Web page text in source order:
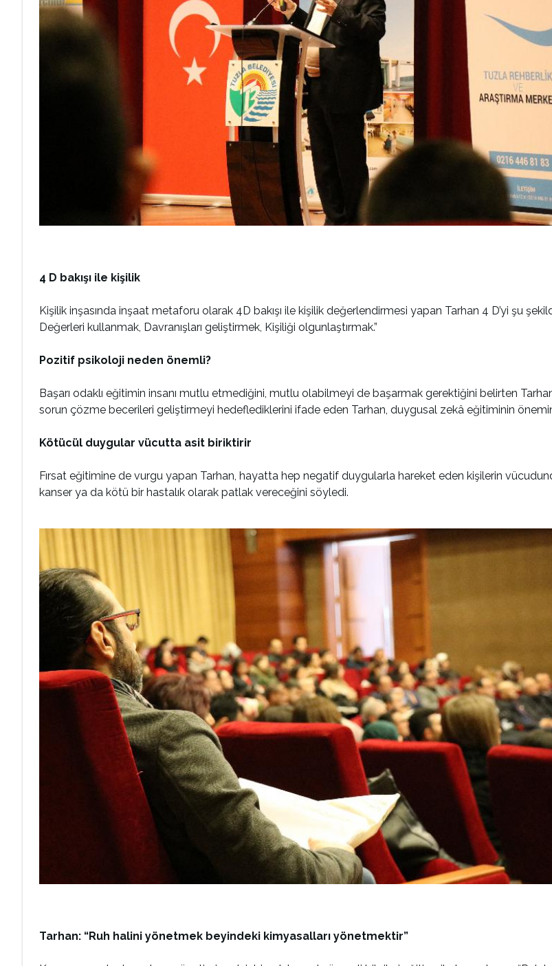
4 D bakışı ile kişilik
Kişilik inşasında inşaat metaforu olarak 4D bakışı ile kişilik değerlendirmesi yapan Tarhan 4 D’yi şu
Değerleri kullanmak, Davranışları geliştirmek, Kişiliği olgunlaştırmak.”
Pozitif psikoloji neden önemli?
Başarı odaklı eğitimin insanı mutlu etmediğini, mutlu olabilmeyi de başarmak gerektiğini belirten
sorun çözme becerileri geliştirmeyi hedeflediklerini ifade eden Tarhan, duygusal zekâ eğitiminin
Kötücül duygular vücutta asit biriktirir
Fırsat eğitimine de vurgu yapan Tarhan, hayatta hep negatif duygularla hareket eden kişilerin
kanser ya da kötü bir hastalık olarak patlak vereceğini söyledi.
Tarhan: “Ruh halini yönetmek beyindeki kimyasalları yönetmektir”